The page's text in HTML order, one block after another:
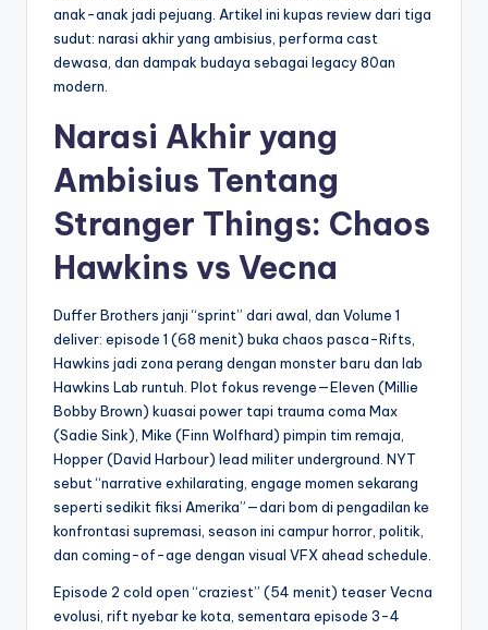
anak-anak jadi pejuang. Artikel ini kupas review dari tiga
sudut: narasi akhir yang ambisius, performa cast
dewasa, dan dampak budaya sebagai legacy 80an
modern.
Narasi Akhir yang
Ambisius Tentang
Stranger Things: Chaos
Hawkins vs Vecna
Duffer Brothers janji “sprint” dari awal, dan Volume 1
deliver: episode 1 (68 menit) buka chaos pasca-Rifts,
Hawkins jadi zona perang dengan monster baru dan lab
Hawkins Lab runtuh. Plot fokus revenge—Eleven (Millie
Bobby Brown) kuasai power tapi trauma coma Max
(Sadie Sink), Mike (Finn Wolfhard) pimpin tim remaja,
Hopper (David Harbour) lead militer underground. NYT
sebut “narrative exhilarating, engage momen sekarang
seperti sedikit fiksi Amerika”—dari bom di pengadilan ke
konfrontasi supremasi, season ini campur horror, politik,
dan coming-of-age dengan visual VFX ahead schedule.
Episode 2 cold open “craziest” (54 menit) teaser Vecna
evolusi, rift nyebar ke kota, sementara episode 3-4